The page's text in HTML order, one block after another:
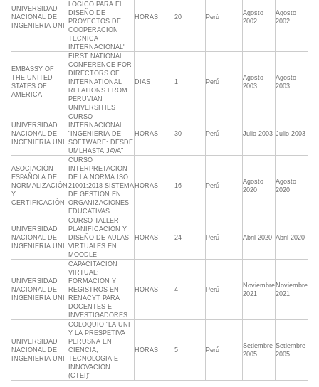
UNIVERSIDAD
NACIONAL DE
INGENIERIA UNI
LOGICO PARA EL
DISEÑO DE
PROYECTOS DE
COOPERACION
TECNICA
INTERNACIONAL"
HORAS 20 Perú
Agosto
2002
Agosto
2002
EMBASSY OF
THE UNITED
STATES OF
AMERICA
FIRST NATIONAL
CONFERENCE FOR
DIRECTORS OF
INTERNATIONAL
RELATIONS FROM
PERUVIAN
UNIVERSITIES
DIAS 1 Perú
Agosto
2003
Agosto
2003
UNIVERSIDAD
NACIONAL DE
INGENIERIA UNI
CURSO
INTERNACIONAL
"INGENIERIA DE
SOFTWARE: DESDE
UMLHASTA JAVA"
HORAS 30 Perú Julio 2003 Julio 2003
ASOCIACIÓN
ESPAÑOLA DE
NORMALIZACIÓN
Y
CERTIFICACIÓN
CURSO
INTERPRETACION
DE LA NORMA ISO
21001:2018-SISTEMA
DE GESTION EN
ORGANIZACIONES
EDUCATIVAS
HORAS 16 Perú
Agosto
2020
Agosto
2020
UNIVERSIDAD
NACIONAL DE
INGENIERIA UNI
CURSO TALLER
PLANIFICACION Y
DISEÑO DE AULAS
VIRTUALES EN
MOODLE
HORAS 24 Perú Abril 2020 Abril 2020
UNIVERSIDAD
NACIONAL DE
INGENIERIA UNI
CAPACITACION
VIRTUAL:
FORMACION Y
REGISTROS EN
RENACYT PARA
DOCENTES E
INVESTIGADORES
HORAS 4 Perú
Noviembre
2021
Noviembre
2021
UNIVERSIDAD
NACIONAL DE
INGENIERIA UNI
COLOQUIO "LA UNI
Y LA PRESPETIVA
PERUSNA EN
CIENCIA,
TECNOLOGIA E
INNOVACION
(CTEI)"
HORAS 5 Perú
Setiembre
2005
Setiembre
2005